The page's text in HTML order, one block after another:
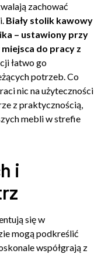
zachować
Biały stolik kawowy
– ustawiony przy
do pracy z
łatwo go
potrzeb. Co
nic na użyteczności
z praktycznością,
mebli w strefie
i
się w
mogą podkreślić
współgrają z